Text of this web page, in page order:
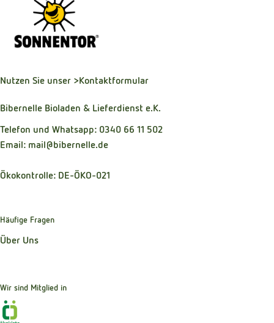
Nutzen Sie unser >Kontaktformular
Bibernelle Bioladen & Lieferdienst e.K.
Telefon und Whatsapp: 0340 66 11 502
Email: mail@bibernelle.de
Ökokontrolle: DE-ÖKO-021
Häufige Fragen
Über Uns
Wir sind Mitglied in